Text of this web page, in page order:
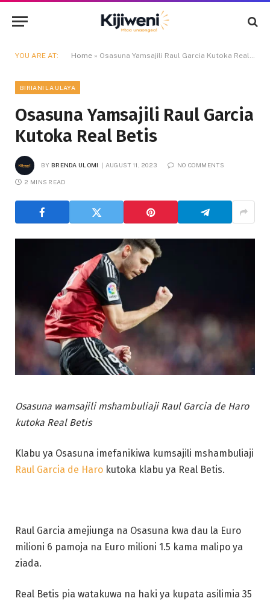
YOU ARE AT: Home » Osasuna Yamsajili Raul Garcia Kutoka Real Betis
BIRIANI LA ULAYA
Osasuna Yamsajili Raul Garcia
Kutoka Real Betis
BY BRENDA ULOMI AUGUST 11, 2023 NO COMMENTS
2 MINS READ
Osasuna wamsajili mshambuliaji Raul Garcia de Haro
kutoka Real Betis
Klabu ya Osasuna imefanikiwa kumsajili mshambuliaji
Raul Garcia de Haro kutoka klabu ya Real Betis.
Raul Garcia amejiunga na Osasuna kwa dau la Euro
milioni 6 pamoja na Euro milioni 1.5 kama malipo ya
ziada.
Real Betis pia watakuwa na haki ya kupata asilimia 35